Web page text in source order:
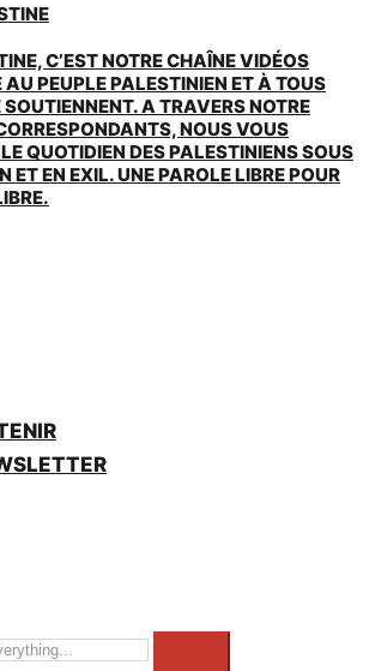
C’EST NOTRE CHAÎNE VIDÉOS
AU PEUPLE PALESTINIEN ET À TOUS
SOUTIENNENT. A TRAVERS NOTRE
NOUS VOUS
QUOTIDIEN DES PALESTINIENS SOUS
ET EN EXIL. UNE PAROLE LIBRE POUR